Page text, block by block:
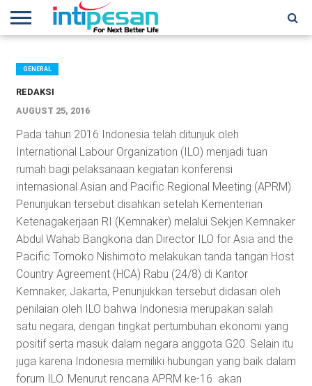
NEWS
CONFERENCES
TRAINING
IPSHOW
EVENT
IP
NETWORK
MORE
GENERAL
REDAKSI
AUGUST 25, 2016
Pada tahun 2016 Indonesia telah ditunjuk oleh
International Labour Organization (ILO) menjadi tuan
rumah bagi pelaksanaan kegiatan konferensi
internasional Asian and Pacific Regional Meeting (APRM).
Penunjukan tersebut disahkan setelah Kementerian
Ketenagakerjaan RI (Kemnaker) melalui Sekjen Kemnaker
Abdul Wahab Bangkona dan Director ILO for Asia and the
Pacific Tomoko Nishimoto melakukan tanda tangan Host
Country Agreement (HCA) Rabu (24/8) di Kantor
Kemnaker, Jakarta, Penunjukkan tersebut didasari oleh
penilaian oleh ILO bahwa Indonesia merupakan salah
satu negara, dengan tingkat pertumbuhan ekonomi yang
positif serta masuk dalam negara anggota G20. Selain itu
juga karena Indonesia memiliki hubungan yang baik dalam
forum ILO. Menurut rencana APRM ke-16 akan